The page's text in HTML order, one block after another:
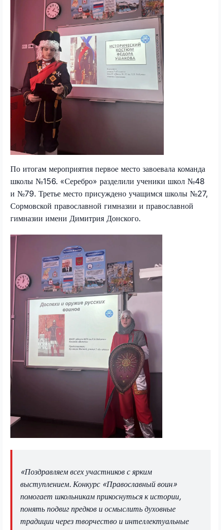
По итогам мероприятия первое место завоевала команда
школы №156. «Серебро» разделили ученики школ №48
и №79. Третье место присуждено учащимся школы №27,
Сормовской православной гимназии и православной
гимназии имени Димитрия Донского.
«Поздравляем всех участников с ярким
выступлением. Конкурс «Православный воин»
помогает школьникам прикоснуться к истории,
понять подвиг предков и осмыслить духовные
традиции через творчество и интеллектуальные